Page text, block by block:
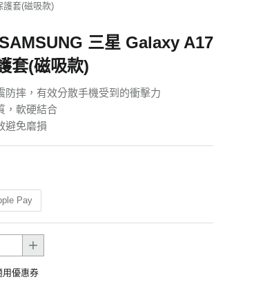
護套(磁吸款)
三星 Galaxy A17
套(磁吸款)
防摔，有效分散手機受到的衝擊力
，軟硬結合
避免磨損
Pay
用優惠券